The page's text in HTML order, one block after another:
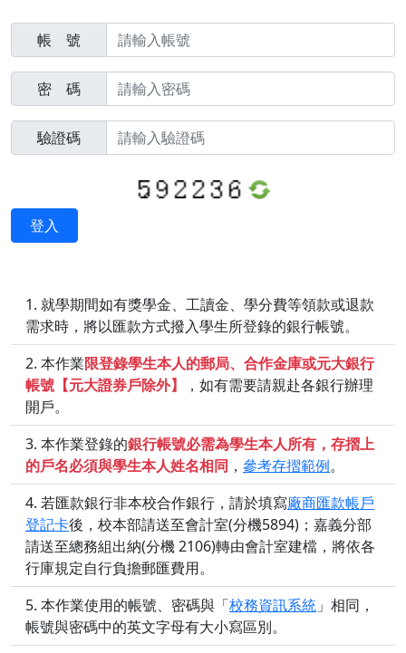
帳 號
密 碼
驗證碼
登入
就學期間如有獎學金、工讀金、學分費等領款或退款
需求時，將以匯款方式撥入學生所登錄的銀行帳號。
本作業限登錄學生本人的郵局、合作金庫或元大銀行
帳號【元大證券戶除外】
，如有需要請親赴各銀行辦理
開戶。
本作業登錄的銀行帳號必需為學生本人所有，存摺上
的戶名必須與學生本人姓名相同 ， 參考存摺範例。
若匯款銀行非本校合作銀行，請於填寫廠商匯款帳戶
登記卡後，校本部請送至會計室(分機5894)；嘉義分部
請送至總務組出納(分機 2106)轉由會計室建檔，將依各
行庫規定自行負擔郵匯費用。
本作業使用的帳號、密碼與「校務資訊系統 」相同，
帳號與密碼中的英文字母有大小寫區別。